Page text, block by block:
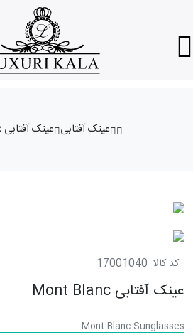
عینک آفتابی عینک آفتابی Mont Blanc
کد کالا 17001040
عینک آفتابی Mont Blanc
Mont Blanc Sunglasses